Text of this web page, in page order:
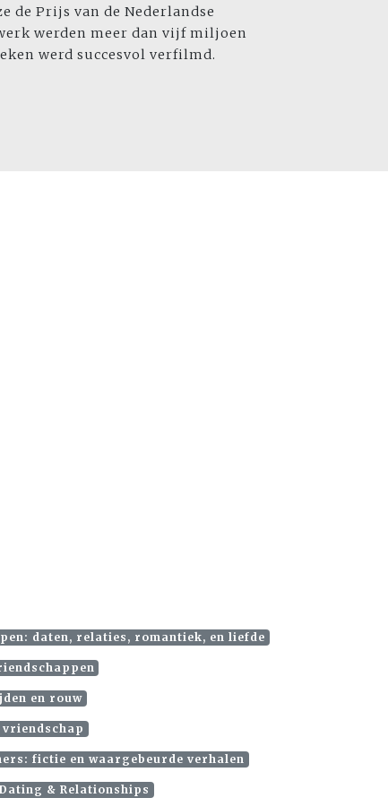
de Prijs van de Nederlandse
werden meer dan vijf miljoen
werd succesvol verfilmd.
daten, relaties, romantiek, en liefde
en rouw
fictie en waargebeurde verhalen
Dating & Relationships